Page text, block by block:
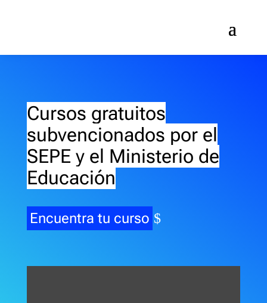
Cursos gratuitos
subvencionados por el
SEPE y el Ministerio de
Educación
Encuentra tu curso